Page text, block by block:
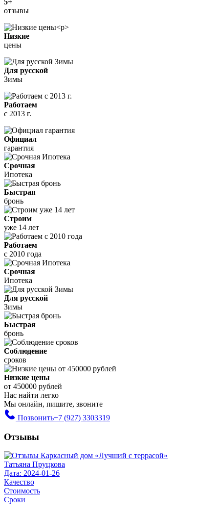
отзывы
Низкие
цены
Для русской
Зимы
Работаем
с 2013 г.
Официал
гарантия
Срочная
Ипотека
Быстрая
бронь
Строим
уже 14 лет
Работаем
с 2010 года
Срочная
Ипотека
Для русской
Зимы
Быстрая
бронь
Соблюдение
сроков
Низкие цены
от 450000 рублей
Нас найти легко
Мы онлайн, пишите, звоните
Позвонить+7 (927) 3303319
Отзывы
Татьяна Пруцкова
Дата: 2024-01-26
Качество
Стоимость
Сроки